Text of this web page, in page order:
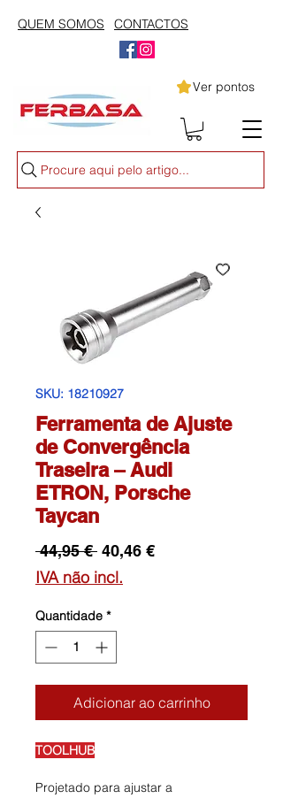
QUEM SOMOS CONTACTOS
Ver pontos
Procure aqui pelo artigo...
SKU: 18210927
Ferramenta de Ajuste
de Convergência
Traseira – Audi
ETRON, Porsche
Taycan
44,95 € Preço
normal
40,46 €Preço
IVA não incl.
Quantidade *
Adicionar ao carrinho
TOOLHUB
Projetado para ajustar a